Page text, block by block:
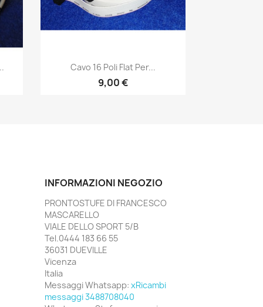
Anteprima
Cavo 16 Poli Flat Per...
9,00 €
INFORMAZIONI NEGOZIO
PRONTOSTUFE DI FRANCESCO
MASCARELLO
VIALE DELLO SPORT 5/B
Tel.0444 183 66 55
36031 DUEVILLE
Vicenza
Italia
Messaggi Whatsapp: xRicambi
messaggi 3488708040